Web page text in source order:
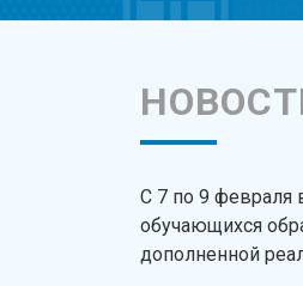
С 7 по 9 февраля
обучающихся
дополненной